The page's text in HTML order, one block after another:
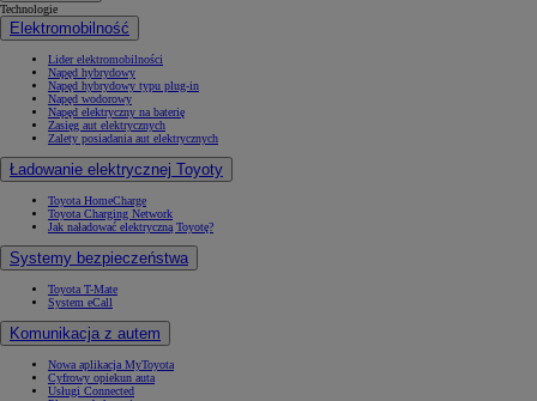
Technologie
Elektromobilność
Lider elektromobilności
Napęd hybrydowy
Napęd hybrydowy typu plug-in
Napęd wodorowy
Napęd elektryczny na baterię
Zasięg aut elektrycznych
Zalety posiadania aut elektrycznych
Ładowanie elektrycznej Toyoty
Toyota HomeCharge
Toyota Charging Network
Jak naładować elektryczną Toyotę?
Systemy bezpieczeństwa
Toyota T-Mate
System eCall
Komunikacja z autem
Nowa aplikacja MyToyota
Cyfrowy opiekun auta
Usługi Connected